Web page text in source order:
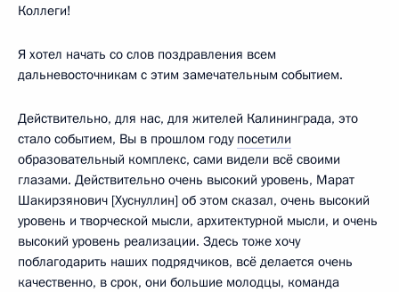
Коллеги!
Я хотел начать со слов поздравления всем
дальневосточникам с этим замечательным событием.
Действительно, для нас, для жителей Калининграда, это
стало событием, Вы в прошлом году посетили
образовательный комплекс, сами видели всё своими
глазами. Действительно очень высокий уровень, Марат
Шакирзянович [Хуснуллин] об этом сказал, очень высокий
уровень и творческой мысли, архитектурной мысли, и очень
высокий уровень реализации. Здесь тоже хочу
поблагодарить наших подрядчиков, всё делается очень
качественно, в срок, они большие молодцы, команда